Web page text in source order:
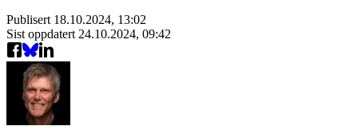
Publisert 18.10.2024, 13:02
Sist oppdatert 24.10.2024, 09:42